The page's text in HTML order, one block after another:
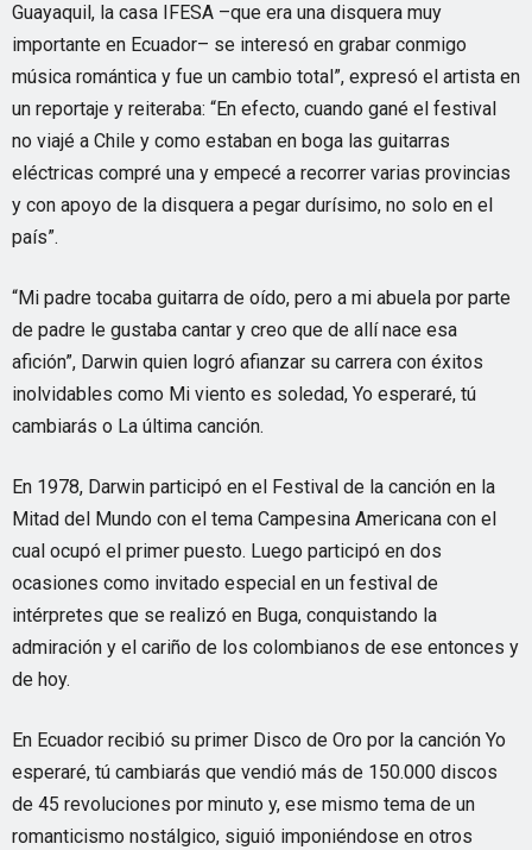
Guayaquil, la casa IFESA –que era una disquera muy
importante en Ecuador– se interesó en grabar conmigo
música romántica y fue un cambio total”, expresó el artista en
un reportaje y reiteraba: “En efecto, cuando gané el festival
no viajé a Chile y como estaban en boga las guitarras
eléctricas compré una y empecé a recorrer varias provincias
y con apoyo de la disquera a pegar durísimo, no solo en el
país”.
“Mi padre tocaba guitarra de oído, pero a mi abuela por parte
de padre le gustaba cantar y creo que de allí nace esa
afición”, Darwin quien logró afianzar su carrera con éxitos
inolvidables como Mi viento es soledad, Yo esperaré, tú
cambiarás o La última canción.
En 1978, Darwin participó en el Festival de la canción en la
Mitad del Mundo con el tema Campesina Americana con el
cual ocupó el primer puesto. Luego participó en dos
ocasiones como invitado especial en un festival de
intérpretes que se realizó en Buga, conquistando la
admiración y el cariño de los colombianos de ese entonces y
de hoy.
En Ecuador recibió su primer Disco de Oro por la canción Yo
esperaré, tú cambiarás que vendió más de 150.000 discos
de 45 revoluciones por minuto y, ese mismo tema de un
romanticismo nostálgico, siguió imponiéndose en otros